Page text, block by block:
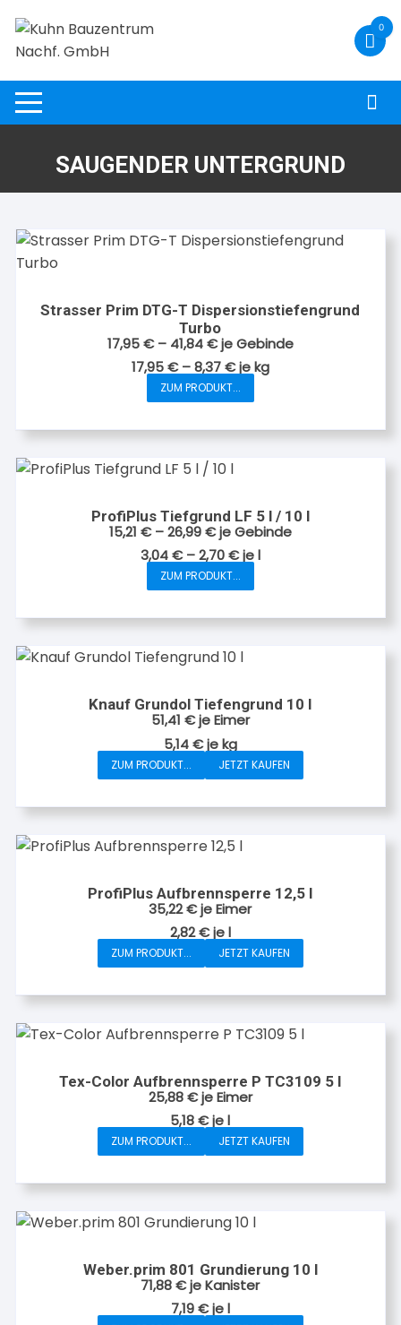
Inhalt
springen
0
SAUGENDER UNTERGRUND
Strasser Prim DTG-T Dispersionstiefengrund
Turbo
17,95€– 41,84€je Gebinde
17,95€–8,37€jekg
ZUM PRODUKT...
Dieses
weist
mehrere
Varianten
Die
Optionen
können
auf
gewählt
ProfiPlus Tiefgrund LF 5 l / 10 l
15,21 €–26,99€je Gebinde
3,04€–2,70€jel
ZUM PRODUKT...
Dieses
weist
mehrere
Die
Optionen
können
auf
gewählt
Knauf Grundol Tiefengrund 10 l
51,41 €je Eimer
5,14€jekg
ZUM PRODUKT... JETZT KAUFEN
ProfiPlus Aufbrennsperre 12,5 l
35,22€je Eimer
2,82€jel
ZUM PRODUKT... JETZT KAUFEN
Tex-Color Aufbrennsperre P TC3109 5 l
25,88€je Eimer
5,18€jel
ZUM PRODUKT... JETZT KAUFEN
Weber.prim 801 Grundierung 10 l
71,88€je Kanister
7,19€jel